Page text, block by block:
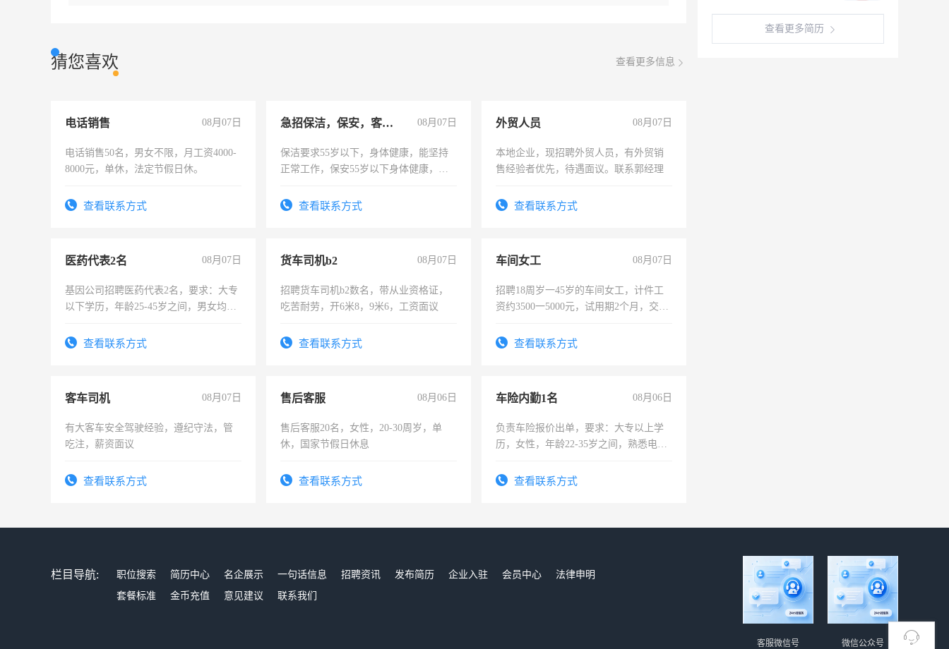
猜您喜欢 查看更多信息
电话销售 08月07日
电话销售50名，男女不限，月工资4000-
8000元，单休，法定节假日休。
查看联系方式
急招保洁，保安，客服，工程 08月07日
保洁要求55岁以下，身体健康，能坚持
正常工作，保安55岁以下身体健康，有
录，客服要求45岁以下高中以上文化，
查看联系方式
外贸人员 08月07日
本地企业，现招聘外贸人员，有外贸销
售经验者优先，待遇面议。联系郭经理
查看联系方式
医药代表2名 08月07日
基因公司招聘医药代表2名，要求：大专
以下学历，年龄25-45岁之间，男女均
表或者有医学资质的优先，底薪+绩效，
查看联系方式
货车司机b2 08月07日
招聘货车司机b2数名，带从业资格证，
吃苦耐劳，开6米8，9米6，工资面议
查看联系方式
车间女工 08月07日
招聘18周岁一45岁的车间女工，计件工
资约3500一5000元，试用期2个月，交五
查看联系方式
客车司机 08月07日
有大客车安全驾驶经验，遵纪守法，管
吃注，薪资面议
查看联系方式
售后客服 08月06日
售后客服20名，女性，20-30周岁，单
休，国家节假日休息
查看联系方式
车险内勤1名 08月06日
负责车险报价出单，要求：大专以上学
历，女性，年龄22-35岁之间，熟悉电脑
试用期1-3个月，转正后交纳五险，
查看联系方式
查看更多简历
栏目导航: 职位搜索 简历中心 名企展示 一句话信息 招聘资讯 发布简历 企业入驻 会员中心
法律申明
套餐标准
金币充值 意见建议 联系我们
微信公众号
客服微信号